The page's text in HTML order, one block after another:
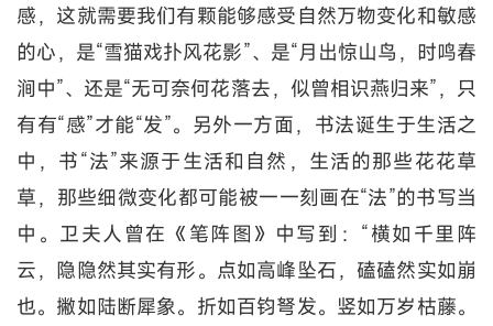
感，这就需要我们有颗能够感受自然万物变化和敏感
的心，是“雪猫戏扑风花影”、是“月出惊山鸟，时鸣春
涧中”、还是“无可奈何花落去，似曾相识燕归来”，只
有有“感”才能“发”。另外一方面，书法诞生于生活之
中，书“法”来源于生活和自然，生活的那些花花草
草，那些细微变化都可能被一一刻画在“法”的书写当
中。卫夫人曾在《笔阵图》中写到：“横如千里阵
云，隐隐然其实有形。点如高峰坠石，磕磕然实如崩
也。撇如陆断犀象。折如百钧弩发。竖如万岁枯藤。